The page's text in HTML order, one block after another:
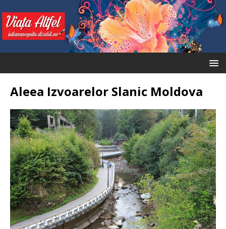
Aleea Izvoarelor Slanic Moldova